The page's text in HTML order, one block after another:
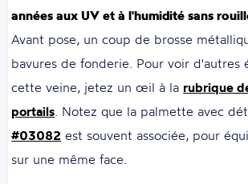
années aux UV et à l'humidité sans
Avant pose, un coup de brosse
bavures de fonderie. Pour voir d'autres
cette veine, jetez un œil à la rubrique
portails . Notez que la palmette avec
#03082 est souvent associée, pour
sur une même face.